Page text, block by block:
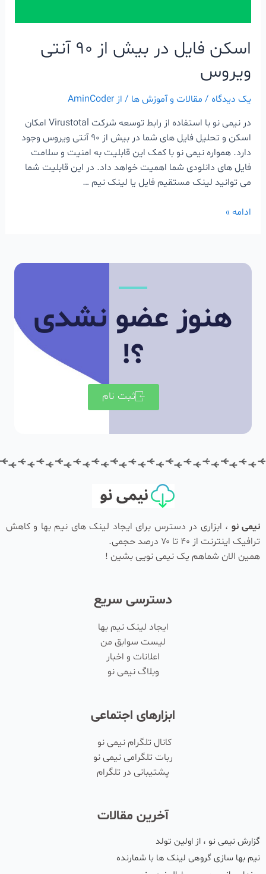
اسکن فایل در بیش از ۹۰ آنتی
ویروس
یک دیدگاه / مقالات و آموزش ها / از AminCoder
در نیمی نو با استفاده از رابط توسعه شرکت Virustotal امکان
اسکن و تحلیل فایل های شما در بیش از 90 آنتی ویروس وجود
دارد. همواره نیمی نو با کمک این قابلیت به امنیت و سلامت
فایل های دانلودی شما اهمیت خواهد داد. در این قابلیت شما
می توانید لینک مستقیم فایل یا لینک نیم …
ادامه »
هنوز عضو نشدی
؟!
ثبت نام
نیمی نو ، ابزاری در دسترس برای ایجاد لینک های نیم بها و کاهش
ترافیک اینترنت از ۴۰ تا ۷۰ درصد حجمی.
همین الان شماهم یک نیمی نویی بشین !
دسترسی سریع
ایجاد لینک نیم بها
لیست سوابق من
اعلانات و اخبار
وبلاگ نیمی نو
ابزارهای اجتماعی
کانال تلگرام نیمی نو
ربات تلگرامی نیمی نو
پشتیبانی در تلگرام
آخرین مقالات
گزارش نیمی نو ، از اولین تولد
نیم بها سازی گروهی لینک ها با شمارنده